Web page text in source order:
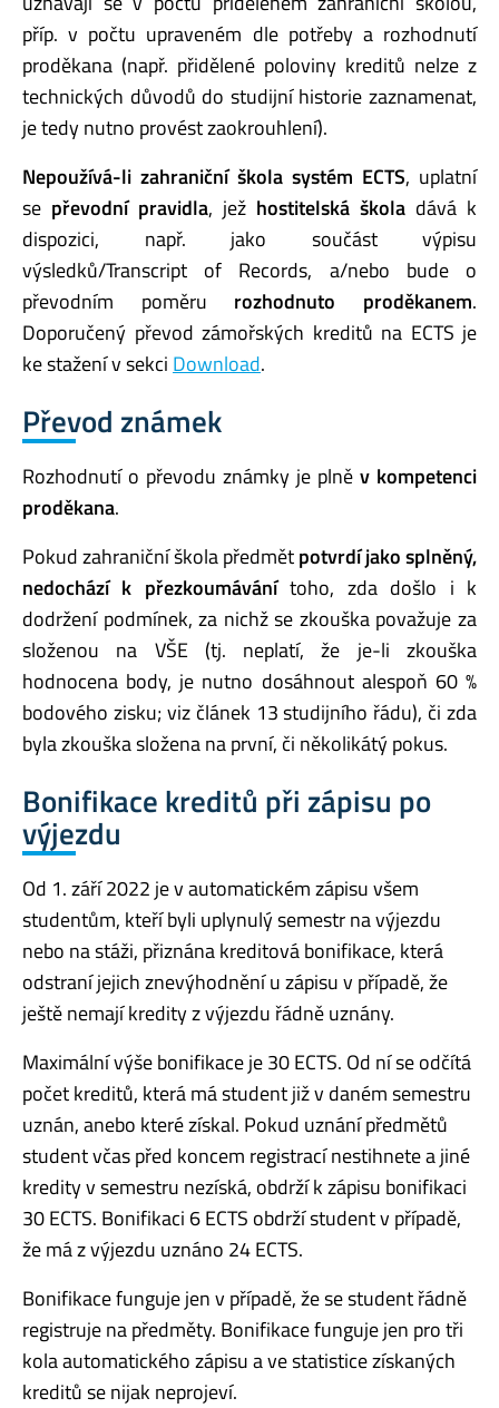
příp. v počtu upraveném dle potřeby a rozhodnutí
proděkana (např. přidělené poloviny kreditů nelze z
technických důvodů do studijní historie zaznamenat,
je tedy nutno provést zaokrouhlení).
Nepoužívá-li zahraniční škola systém ECTS, uplatní
se převodní pravidla, jež hostitelská škola dává k
dispozici, např. jako součást výpisu
výsledků/Transcript of Records, a/nebo bude o
převodním poměru rozhodnuto proděkanem.
Doporučený převod zámořských kreditů na ECTS je
ke stažení v sekci Download.
Převod známek
Rozhodnutí o převodu známky je plně v kompetenci
proděkana.
Pokud zahraniční škola předmětpotvrdí jako splněný,
nedochází k přezkoumávánítoho, zda došlo i k
dodržení podmínek, za nichž se zkouška považuje za
složenou na VŠE (tj. neplatí, že je-li zkouška
hodnocena body, je nutno dosáhnout alespoň 60 %
bodového zisku; viz článek 13 studijního řádu), či zda
byla zkouška složena na první, či několikátý pokus.
Bonifikace kreditů při zápisu po
výjezdu
Od 1. září 2022 je v automatickém zápisu všem
studentům, kteří byli uplynulý semestr na výjezdu
nebo na stáži, přiznána kreditová bonifikace, která
odstraní jejich znevýhodnění u zápisu v případě, že
ještě nemají kredity z výjezdu řádně uznány.
Maximální výše bonifikace je 30 ECTS. Od ní se odčítá
počet kreditů, která má student již v daném semestru
uznán, anebo které získal. Pokud uznání předmětů
student včas před koncem registrací nestihnete a jiné
kredity v semestru nezíská, obdrží k zápisu bonifikaci
30 ECTS. Bonifikaci 6 ECTS obdrží student v případě,
že má z výjezdu uznáno 24 ECTS.
Bonifikace funguje jen v případě, že se student řádně
registruje na předměty. Bonifikace funguje jen pro tři
kola automatického zápisu a ve statistice získaných
kreditů se nijak neprojeví.